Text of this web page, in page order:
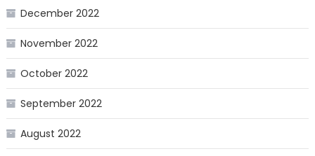
December 2022
November 2022
October 2022
September 2022
August 2022